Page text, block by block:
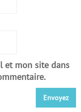
et mon site dans